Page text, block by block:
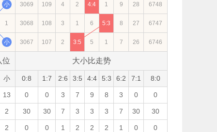
小 3069 109 4 2 4:4 1 9 28 6748
1 3068 108 3 1 6 5:3 8 27 6747
小 3067 107 2 3:5 5 1 7 26 6746
位 大小比走势
小 0:8 1:7 2:6 3:5 4:4 5:3 6:2 7:1 8:0
13 0 0 3 7 9 8 3 0 0
2 30 30 7 3 3 3 7 30 30
2 0 0 1 2 2 2 1 0 0